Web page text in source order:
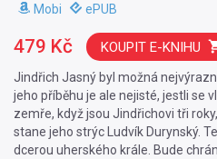
Mobi ePUB
Jindřich Jasný byl možná
jeho příběhu je ale nejisté, jestli se
zemře, když jsou Jindřichovi tři
stane jeho strýc Ludvík Durynský.
dcerou uherského krále. Bude
479 Kč KOUPIT E-KNIHU